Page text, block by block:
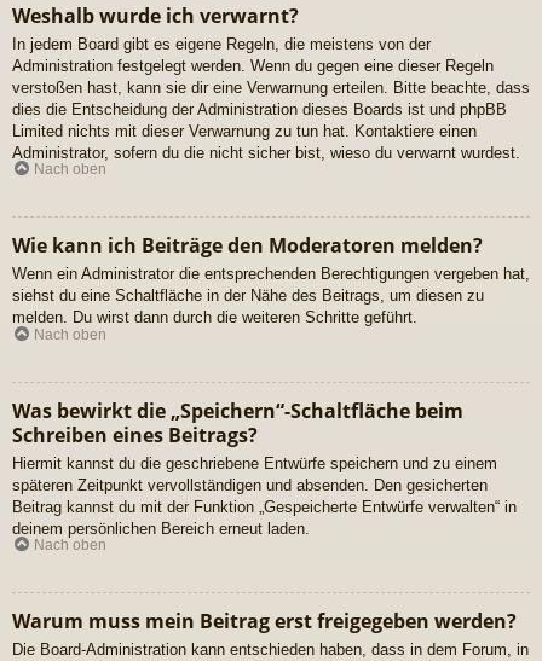
Weshalb wurde ich verwarnt?
In jedem Board gibt es eigene Regeln, die meistens von der
Administration festgelegt werden. Wenn du gegen eine dieser Regeln
verstoßen hast, kann sie dir eine Verwarnung erteilen. Bitte beachte, dass
dies die Entscheidung der Administration dieses Boards ist und phpBB
Limited nichts mit dieser Verwarnung zu tun hat. Kontaktiere einen
Administrator, sofern du die nicht sicher bist, wieso du verwarnt wurdest.
Nach oben
Wie kann ich Beiträge den Moderatoren melden?
Wenn ein Administrator die entsprechenden Berechtigungen vergeben hat,
siehst du eine Schaltfläche in der Nähe des Beitrags, um diesen zu
melden. Du wirst dann durch die weiteren Schritte geführt.
Nach oben
Was bewirkt die „Speichern“-Schaltfläche beim
Schreiben eines Beitrags?
Hiermit kannst du die geschriebene Entwürfe speichern und zu einem
späteren Zeitpunkt vervollständigen und absenden. Den gesicherten
Beitrag kannst du mit der Funktion „Gespeicherte Entwürfe verwalten“ in
deinem persönlichen Bereich erneut laden.
Nach oben
Warum muss mein Beitrag erst freigegeben werden?
Die Board-Administration kann entschieden haben, dass in dem Forum, in